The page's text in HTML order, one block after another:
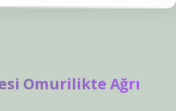
Omurilikte Ağrı